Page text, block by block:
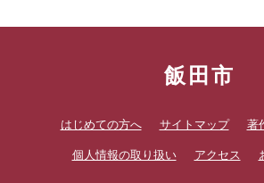
飯田市
はじめての方へ サイトマップ 著
個人情報の取り扱い アクセス